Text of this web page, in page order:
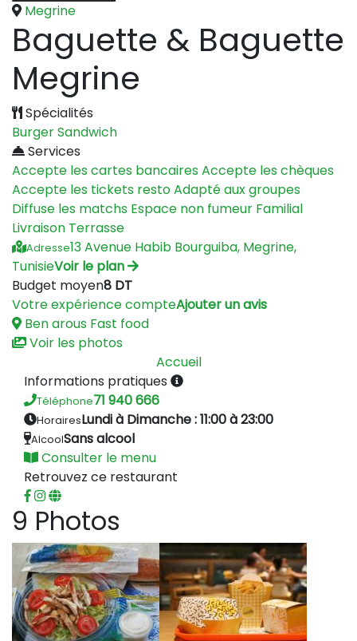
Megrine
Baguette & Baguette
Megrine
Spécialités
BurgerSandwich
Services
Accepte les cartes bancaires Accepte les chèques
Accepte les tickets restoAdapté aux groupes
Diffuse les matchs Espace non fumeur Familial
Livraison Terrasse
Adresse13 Avenue Habib Bourguiba, Megrine,
TunisieVoir le plan
Budget moyen8 DT
Votre expérience compteAjouter un avis
Ben arous Fast food
Voir les photos
Accueil
Informations pratiques
Téléphone71 940 666
HorairesLundi à Dimanche : 11:00 à 23:00
AlcoolSans alcool
Consulter le menu
Retrouvez ce restaurant
9 Photos